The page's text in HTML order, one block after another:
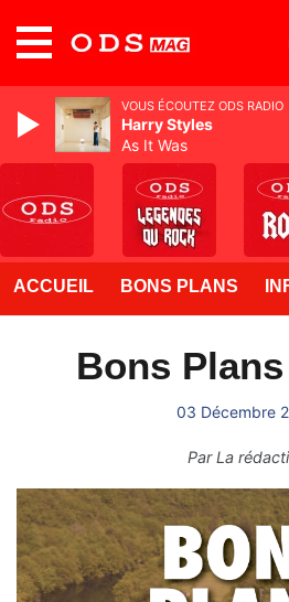
ACCUEIL BONS PLANS
Bons
03 Décembre
ParLa
VOUS ÉCOUTEZ ODS RADIO
Harry Styles
As It Was